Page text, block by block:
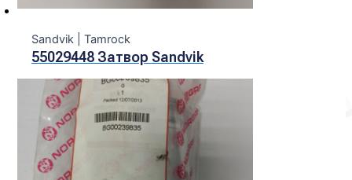
Sandvik | Tamroсk
55029448 Затвор Sandvik